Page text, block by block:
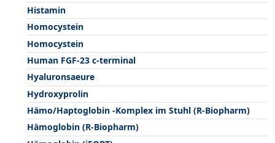
Histamin
Homocystein
Homocystein
Human FGF-23 c-terminal
Hyaluronsaeure
Hydroxyprolin
Hämo/Haptoglobin -Komplex im Stuhl (R-Biopharm)
Hämoglobin (R-Biopharm)